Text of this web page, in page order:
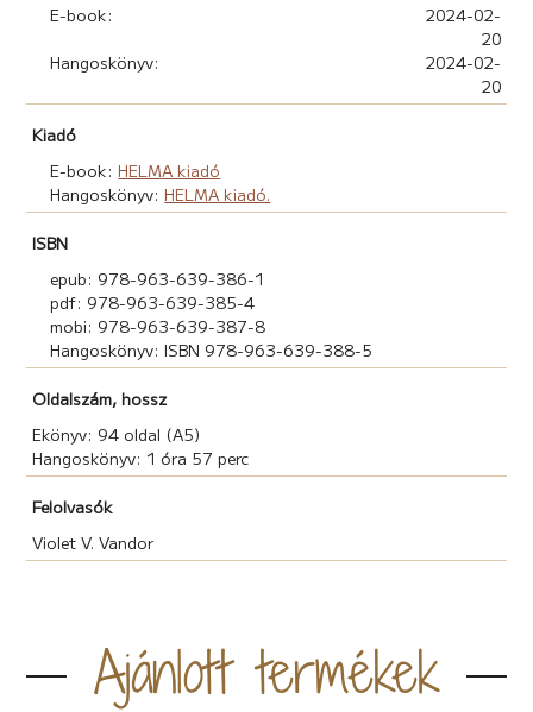
E-book:
2024-02-
20
Hangoskönyv:
2024-02-
20
Kiadó
E-book: HELMA kiadó
Hangoskönyv: HELMA kiadó.
ISBN
epub: 978-963-639-386-1
pdf: 978-963-639-385-4
mobi: 978-963-639-387-8
Hangoskönyv: ISBN 978-963-639-388-5
Oldalszám, hossz
Ekönyv: 94 oldal (A5)
Hangoskönyv: 1 óra 57 perc
Felolvasók
Violet V. Vandor
Ajánlott termékek